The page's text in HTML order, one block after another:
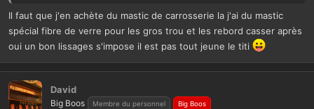
Il faut que j'en achète du mastic de carrosserie la j'ai du mastic
spécial fibre de verre pour les gros trou et les rebord casser après
oui un bon lissages s'impose il est pas tout jeune le titi
David
Big Boos Membre du personnel Big Boos